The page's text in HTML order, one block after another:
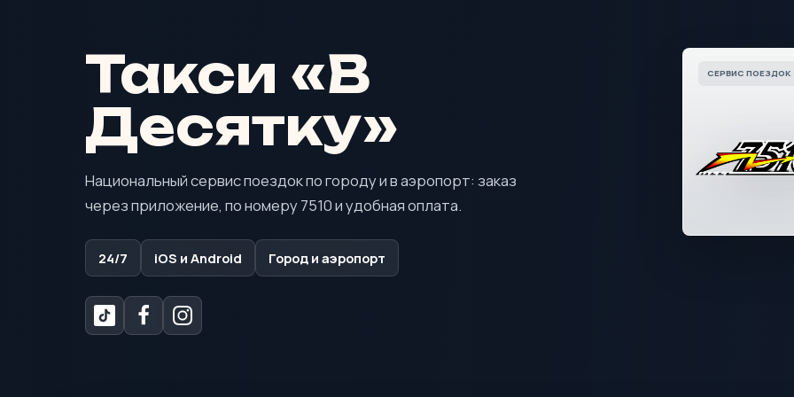
Такси «В
Десятку»
Национальный сервис поездок по городу и в аэропорт: заказ
через приложение, по номеру 7510 и удобная оплата.
24/7 iOS и Android Город и аэропорт
СЕРВИС ПОЕЗДОК